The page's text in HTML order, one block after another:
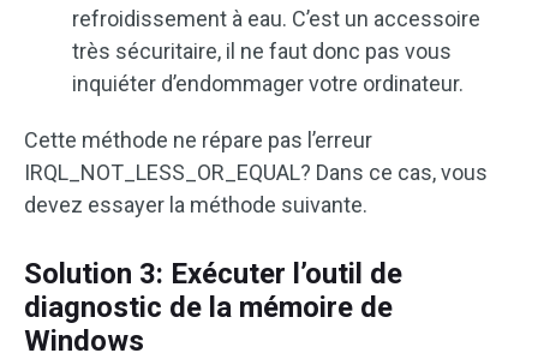
refroidissement à eau. C’est un accessoire
très sécuritaire, il ne faut donc pas vous
inquiéter d’endommager votre ordinateur.
Cette méthode ne répare pas l’erreur
IRQL_NOT_LESS_OR_EQUAL? Dans ce cas, vous
devez essayer la méthode suivante.
Solution 3: Exécuter l’outil de
diagnostic de la mémoire de
Windows